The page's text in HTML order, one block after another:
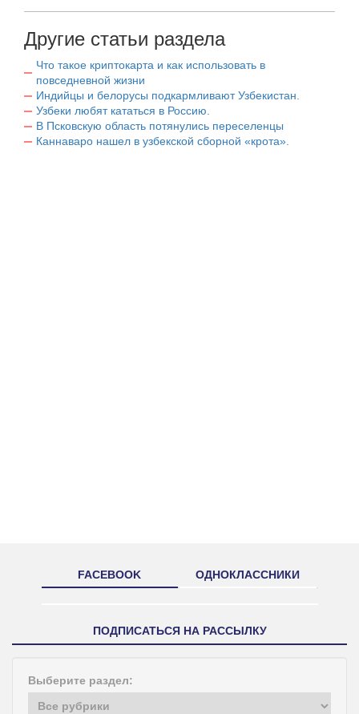
Другие статьи раздела
Что такое криптокарта и как использовать в
повседневной жизни
Индийцы и белорусы подкармливают Узбекистан.
Узбеки любят кататься в Россию.
В Псковскую область потянулись переселенцы
Каннаваро нашел в узбекской сборной «крота».
FACEBOOK ОДНОКЛАССНИКИ
ПОДПИСАТЬСЯ НА РАССЫЛКУ
Выберите раздел: